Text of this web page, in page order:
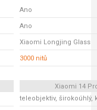
Ano
Ano
Xiaomi Longjing Glass
3000 nitů
Xiaomi 14
teleobjektiv, širokoúhlý,